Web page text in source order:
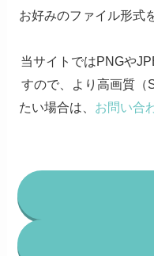
お好みのファイル形式
当サイトではPNGや
すので、より高画質（
たい場合は、 お問い合